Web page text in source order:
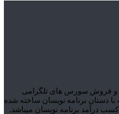
و فروش سورس های تلگرامی
با دستان برنامه نویسان ساخته شده
کسب درآمد برنامه نویسان میباشد.